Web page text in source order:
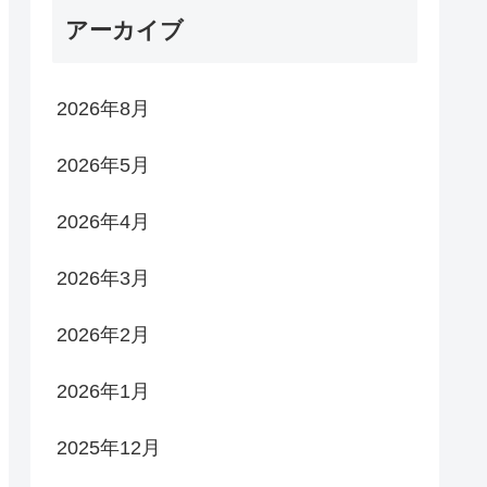
アーカイブ
2026年8月
2026年5月
2026年4月
2026年3月
2026年2月
2026年1月
2025年12月